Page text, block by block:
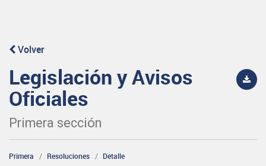
Volver
Legislación y Avisos
Oficiales
Primera sección
Primera Resoluciones Detalle